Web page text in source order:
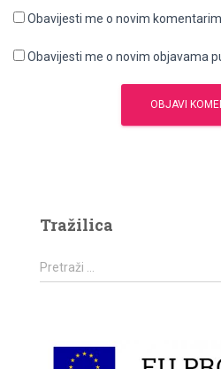
Obavijesti me o novim
Obavijesti me o novim objavama
Tražilica
P
r
Pretraži …